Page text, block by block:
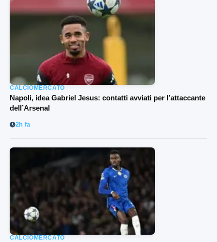
CALCIOMERCATO
Napoli, idea Gabriel Jesus: contatti avviati per l’attaccante
dell’Arsenal
2h fa
CALCIOMERCATO